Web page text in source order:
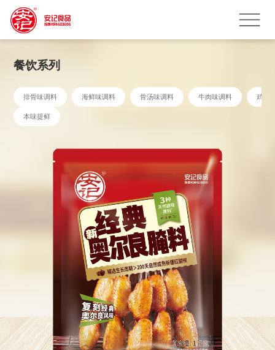
餐饮系列
排骨味调料 海鲜味调料 骨汤味调料 牛肉味调料 鸡鲜
本味提鲜